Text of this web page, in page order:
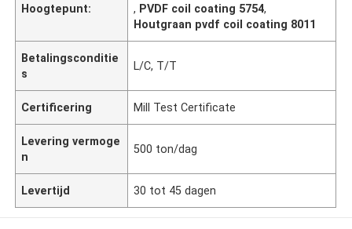
Hoogtepunt:
, PVDF coil coating 5754,
Houtgraan pvdf coil coating 8011
Betalingsconditie
s
L/C, T/T
Certificering Mill Test Certificate
Levering vermoge
n
500 ton/dag
Levertijd 30 tot 45 dagen